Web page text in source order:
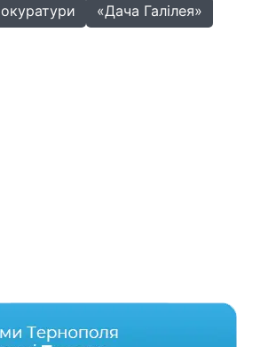
«Дача Галілея»